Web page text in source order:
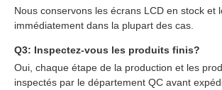
Nous conservons les écrans LCD en stock et
immédiatement dans la plupart des cas.
Q3: Inspectez-vous les produits finis?
Oui, chaque étape de la production et les
inspectés par le département QC avant